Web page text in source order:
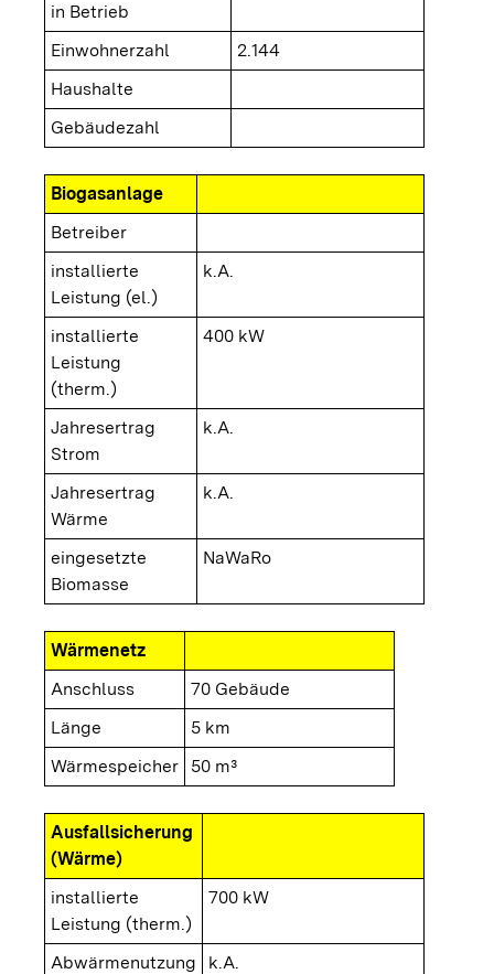
in Betrieb
Einwohnerzahl
2.144
Haushalte
Gebäudezahl
Biogasanlage
Betreiber
installierte
Leistung (el.)
k.A.
installierte
Leistung
(therm.)
400 kW
Jahresertrag
Strom
k.A.
Jahresertrag
Wärme
k.A.
eingesetzte
Biomasse
NaWaRo
Wärmenetz
Anschluss
70 Gebäude
Länge
5 km
Wärmespeicher
50 m³
Ausfallsicherung
(Wärme)
installierte
Leistung (therm.)
700 kW
Abwärmenutzung k.A.